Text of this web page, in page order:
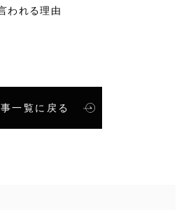
われる理由
一覧に戻る